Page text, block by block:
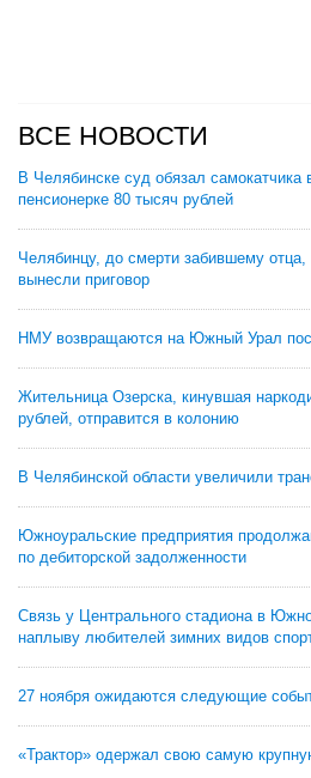
ВСЕ НОВОСТИ
В Челябинске суд обязал самокатчика
пенсионерке 80 тысяч рублей
Челябинцу, до смерти забившему отца,
вынесли приговор
НМУ возвращаются на Южный Урал
Жительница Озерска, кинувшая
рублей, отправится в колонию
В Челябинской области увеличили
Южноуральские предприятия
по дебиторской задолженности
Связь у Центрального стадиона в
наплыву любителей зимних видов
27 ноября ожидаются следующие
«Трактор» одержал свою самую